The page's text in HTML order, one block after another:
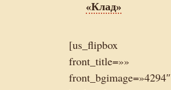
«Клад»
[us_flipbox
front_title=»»
front_bgimage=»4294″